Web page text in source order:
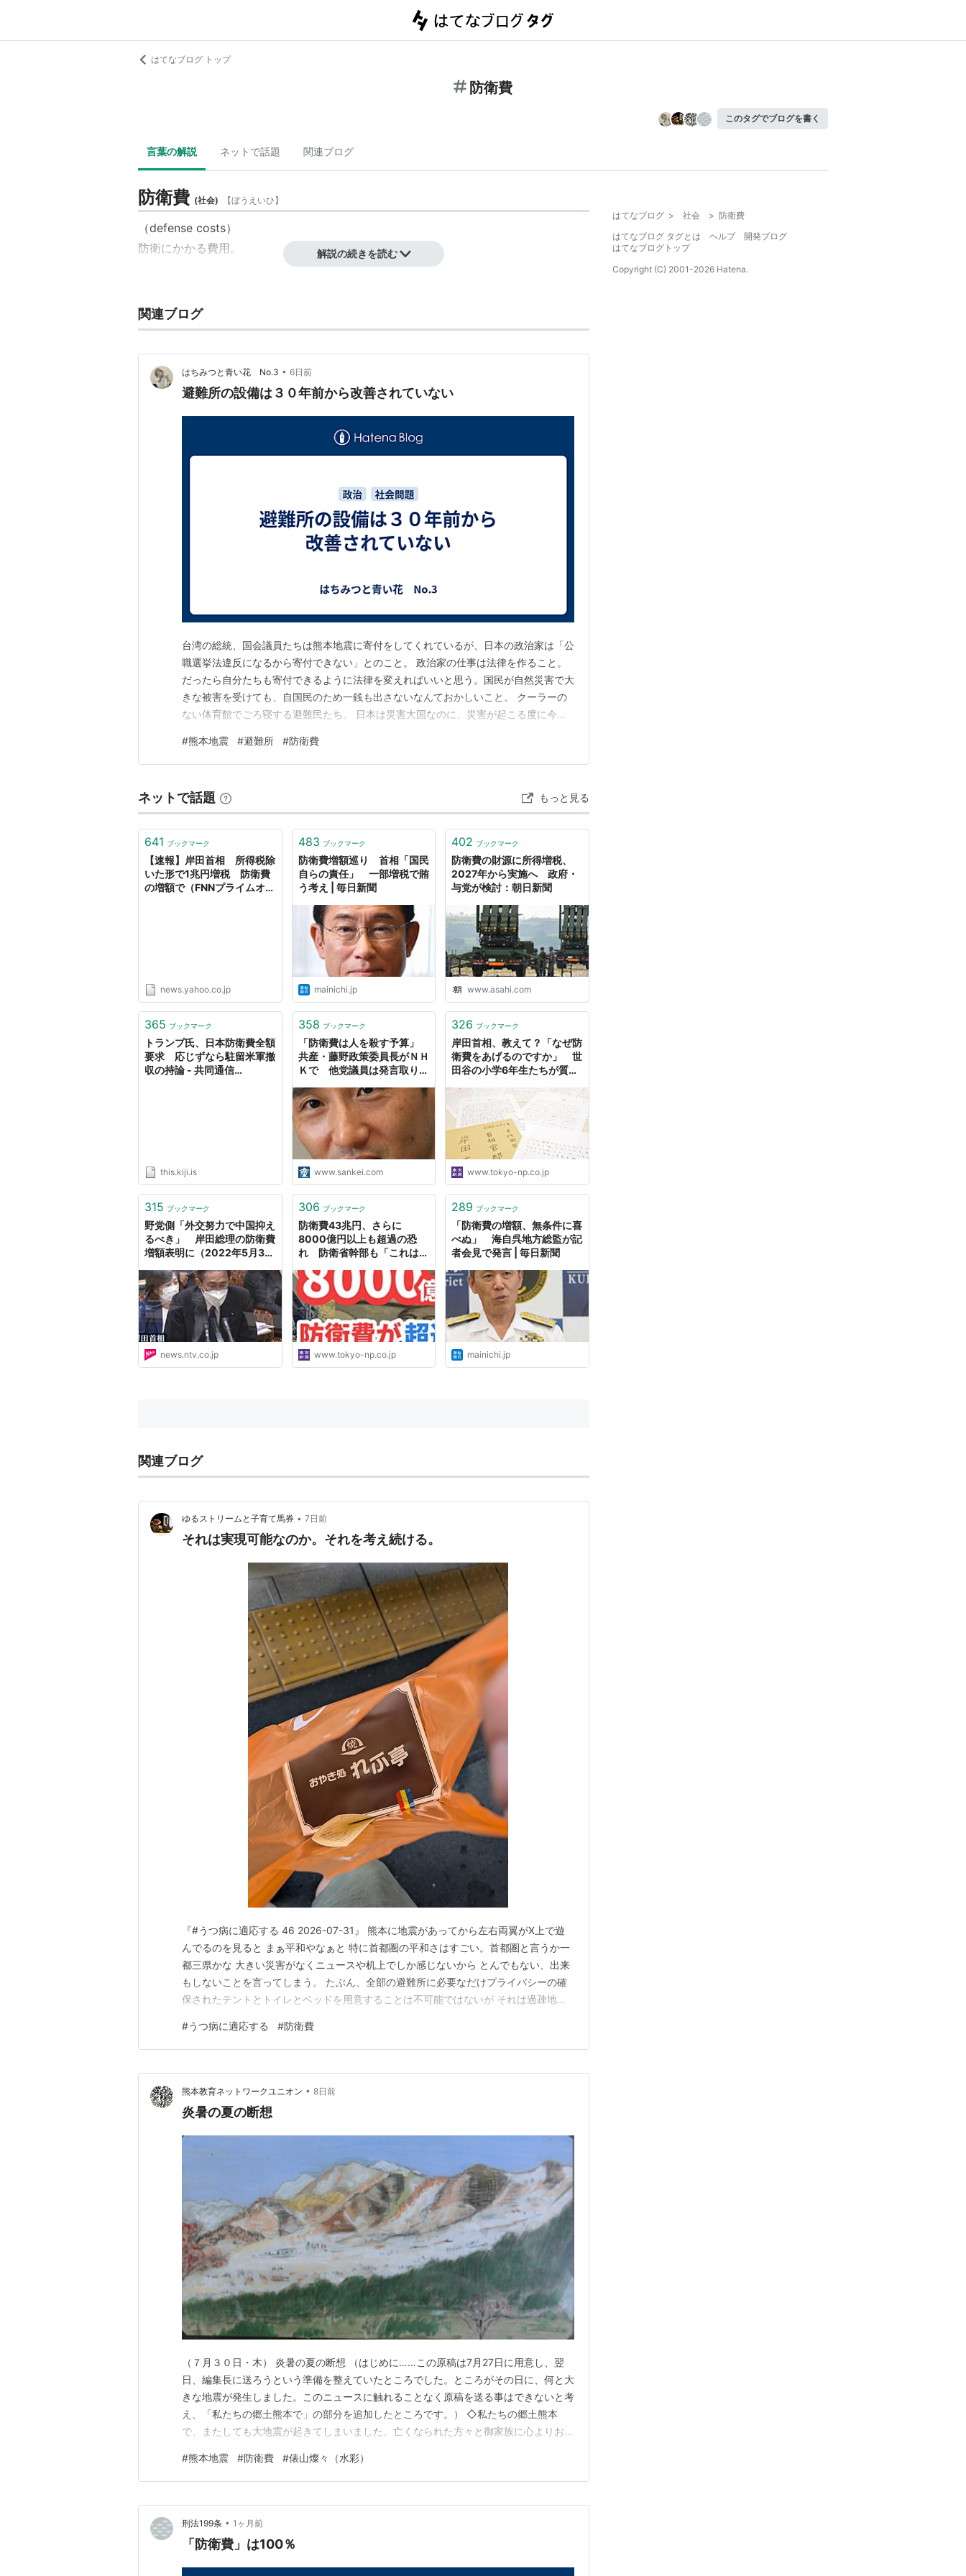
はてなブログ トップ
防衛費
このタグでブログを書く
言葉の解説 ネットで話題 関連ブログ
防衛費 (社会) 【ぼうえいひ】
（defense costs）
防衛にかかる費用。
解説の続きを読む
関連ブログ
はちみつと青い花 No.3 • 6日前
避難所の設備は３０年前から改善されていない
台湾の総統、国会議員たちは熊本地震に寄付をしてくれているが、日本の政治家は「公
職選挙法違反になるから寄付できない」とのこと。 政治家の仕事は法律を作ること。
だったら自分たちも寄付できるように法律を変えればいいと思う。国民が自然災害で大
きな被害を受けても、自国民のため一銭も出さないなんておかしいこと。 クーラーの
ない体育館でごろ寝する避難民たち。 日本は災害大国なのに、災害が起こる度に今だ
湾政府の対応は素晴らしかったよね。日本は何も学んでないよね。海外にばら撒く金あ
るなら、国民の生命と財産を守る為に使えよって。 p…
#熊本地震 #避難所 #防衛費
ネットで話題 もっと見る
641 ブックマーク
【速報】岸田首相 所得税除
いた形で1兆円増税 防衛費
の増額で（FNNプライムオン
news.yahoo.co.jp
483 ブックマーク
防衛費増額巡り 首相「国民
自らの責任」 一部増税で賄
う考え | 毎日新聞
mainichi.jp
402 ブックマーク
防衛費の財源に所得増税、
2027年から実施へ 政府・
与党が検討：朝日新聞
www.asahi.com
365 ブックマーク
トランプ氏、日本防衛費全額
要求 応じずなら駐留米軍撤
収の持論 - 共同通信
this.kiji.is
358 ブックマーク
「防衛費は人を殺す予算」
共産・藤野政策委員長がＮＨ
Ｋで 他党議員は発言取り消
ス
www.sankei.com
326 ブックマーク
岸田首相、教えて？「なぜ防
衛費をあげるのですか」 世
田谷の小学6年生たちが質問
www.tokyo-np.co.jp
315 ブックマーク
野党側「外交努力で中国抑え
るべき」 岸田総理の防衛費
増額表明に（2022年5月30
NNN
news.ntv.co.jp
306 ブックマーク
防衛費43兆円、さらに
8000億円以上も超過の恐
れ 防衛省幹部も「これはか
タル
www.tokyo-np.co.jp
289 ブックマーク
「防衛費の増額、無条件に喜
べぬ」 海自呉地方総監が記
者会見で発言 | 毎日新聞
mainichi.jp
関連ブログ
ゆるストリームと子育て馬券 • 7日前
それは実現可能なのか。それを考え続ける。
『#うつ病に適応する 46 2026-07-31』 熊本に地震があってから左右両翼がX上で遊
んでるのを見ると まぁ平和やなぁと 特に首都圏の平和さはすごい。首都圏と言うか一
都三県かな 大きい災害がなくニュースや机上でしか感じないから とんでもない、出来
もしないことを言ってしまう。 たぶん、全部の避難所に必要なだけプライバシーの確
保されたテントとトイレとベッドを用意することは不可能ではないが それは過疎地の
がそんなことを主張しているのも気になる。 既存設備に導入してもいいけど、そのた
めの設備改良などはどうするのか 設備…
#うつ病に適応する #防衛費
熊本教育ネットワークユニオン • 8日前
炎暑の夏の断想
（７月３０日・木） 炎暑の夏の断想 （はじめに……この原稿は7月27日に用意し、翌
日、編集長に送ろうという準備を整えていたところでした。ところがその日に、何と大
きな地震が発生しました。このニュースに触れることなく原稿を送る事はできないと考
え、「私たちの郷土熊本で」の部分を追加したところです。） ◇私たちの郷土熊本
で、またしても大地震が起きてしまいました。亡くなられた方々と御家族に心よりお悔
10年前の地震でも感じたことのないような激しい揺れを経験し、気持ちが動顚してし
まいました。私の住む町では建物の半壊はおろか全壊も多…
#熊本地震 #防衛費 #俵山燦々（水彩）
刑法199条 • 1ヶ月前
「防衛費」は100％
はてなブログ > 社会 > 防衛費
はてなブログ タグとは
ヘルプ
開発ブログ
はてなブログトップ
Copyright (C) 2001-2026 Hatena.